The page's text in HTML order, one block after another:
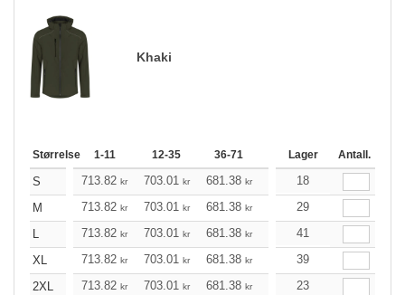
Khaki
Størrelse 1-11 12-35 36-71 72-143 144-287
Lager Antall.
S 713.82 kr 703.01 kr 681.38 kr 648.93kr
18
M
713.82 kr 703.01 kr 681.38 kr 648.93kr
29
L
713.82 kr 703.01 kr 681.38 kr 648.93kr
41
XL
713.82 kr 703.01 kr 681.38 kr 648.93kr
39
2XL
713.82 kr 703.01 kr 681.38 kr 648.93kr
23